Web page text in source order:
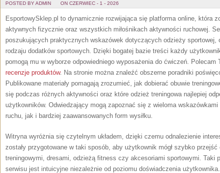
POSTED BY ADMIN ON CZERWIEC - 1 - 2026
EsportowySklep.pl to dynamicznie rozwijająca się platforma online, która
aktywnych fizycznie oraz wszystkich miłośnikach aktywności ruchowej.
poszukujących praktycznych wskazówek dotyczących odzieży sportowej,
rodzaju dodatków sportowych. Dzięki bogatej bazie treści każdy
pomogą mu w wyborze odpowiedniego wyposażenia do ćwiczeń.
recenzje produktów. Na stronie można znaleźć obszerne poradniki
Publikowane materiały pomagają zrozumieć, jak dobierać obuwie
się podczas różnych aktywności oraz które odzież treningowa najlepiej
użytkowników. Odwiedzający mogą zapoznać się z wieloma
ruchu, jak i bardziej zaawansowanych form wysiłku.
Witryna wyróżnia się czytelnym układem, dzięki czemu odnalezienie
zostały przygotowane w taki sposób, aby użytkownik mógł szybko
treningowymi, dresami, odzieżą fitness czy akcesoriami sportowymi. Taki
serwisu jest intuicyjne niezależnie od poziomu doświadczenia użytkownika.